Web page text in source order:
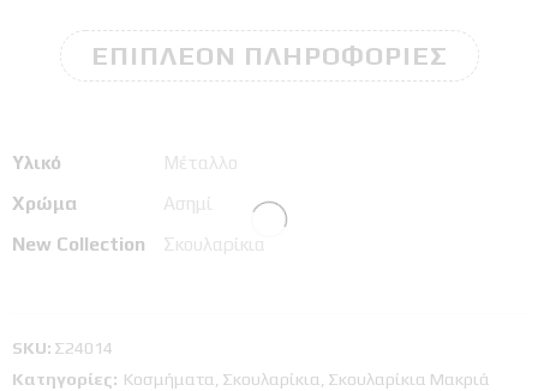
ΕΠΙΠΛΈΟΝ ΠΛΗΡΟΦΟΡΊΕΣ
Υλικό
Μέταλλο
Χρώμα
Ασημί
New Collection
Σκουλαρίκια
SKU: Σ24014
Κατηγορίες: Κοσμήματα Σκουλαρίκια Σκουλαρίκια Μακριά